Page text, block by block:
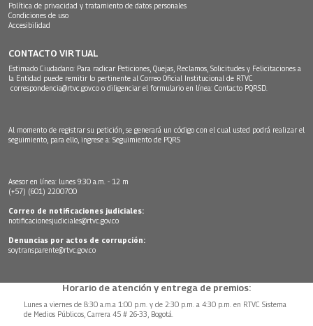
Política de privacidad y tratamiento de datos personales
Condiciones de uso
Accesibilidad
CONTACTO VIRTUAL
Estimado Ciudadano: Para radicar Peticiones, Quejas, Reclamos, Solicitudes y Felicitaciones a
la Entidad puede remitir lo pertinente al Correo Oficial Institucional de RTVC
correspondencia@rtvc.gov.co o diligenciar el formulario en línea: Contacto PQRSD.
Al momento de registrar su petición, se generará un código con el cual usted podrá realizar el
seguimiento, para ello, ingrese a: Seguimiento de PQRS
Asesor en línea: lunes 9:30 a.m. - 12 m
(+57) (601) 2200700
Correo de notificaciones judiciales:
notificacionesjudiciales@rtvc.gov.co
Denuncias por actos de corrupción:
soytransparente@rtvc.gov.co
Horario de atención y entrega de premios:
Lunes a viernes de 8:30 a.m.a 1:00 p.m. y de 2:30 p.m. a 4:30 p.m. en RTVC Sistema
de Medios Públicos, Carrera 45 # 26-33, Bogotá.